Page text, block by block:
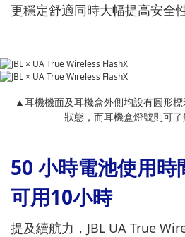
更穩定舒適同時大幅提高安全性
▲耳機機面及耳機盒外側均設有圓形
狀態，而耳機盒燈號則可了
50 小時電池使用時
可用10小時
提及續航力，JBL UA True